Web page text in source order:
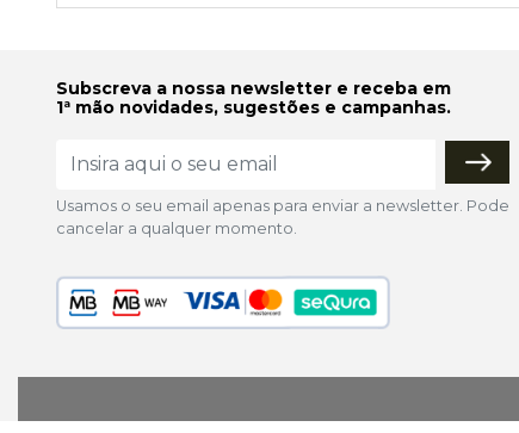
Subscreva a nossa newsletter e receba em
1ª mão novidades, sugestões e campanhas.
Usamos o seu email apenas para enviar a newsletter. Pode
cancelar a qualquer momento.